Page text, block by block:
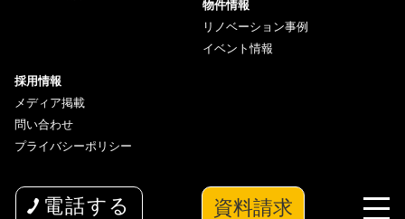
電話する 資料請求
物件情報
リノベーション事例
イベント情報
採用情報
メディア掲載
問い合わせ
プライバシーポリシー